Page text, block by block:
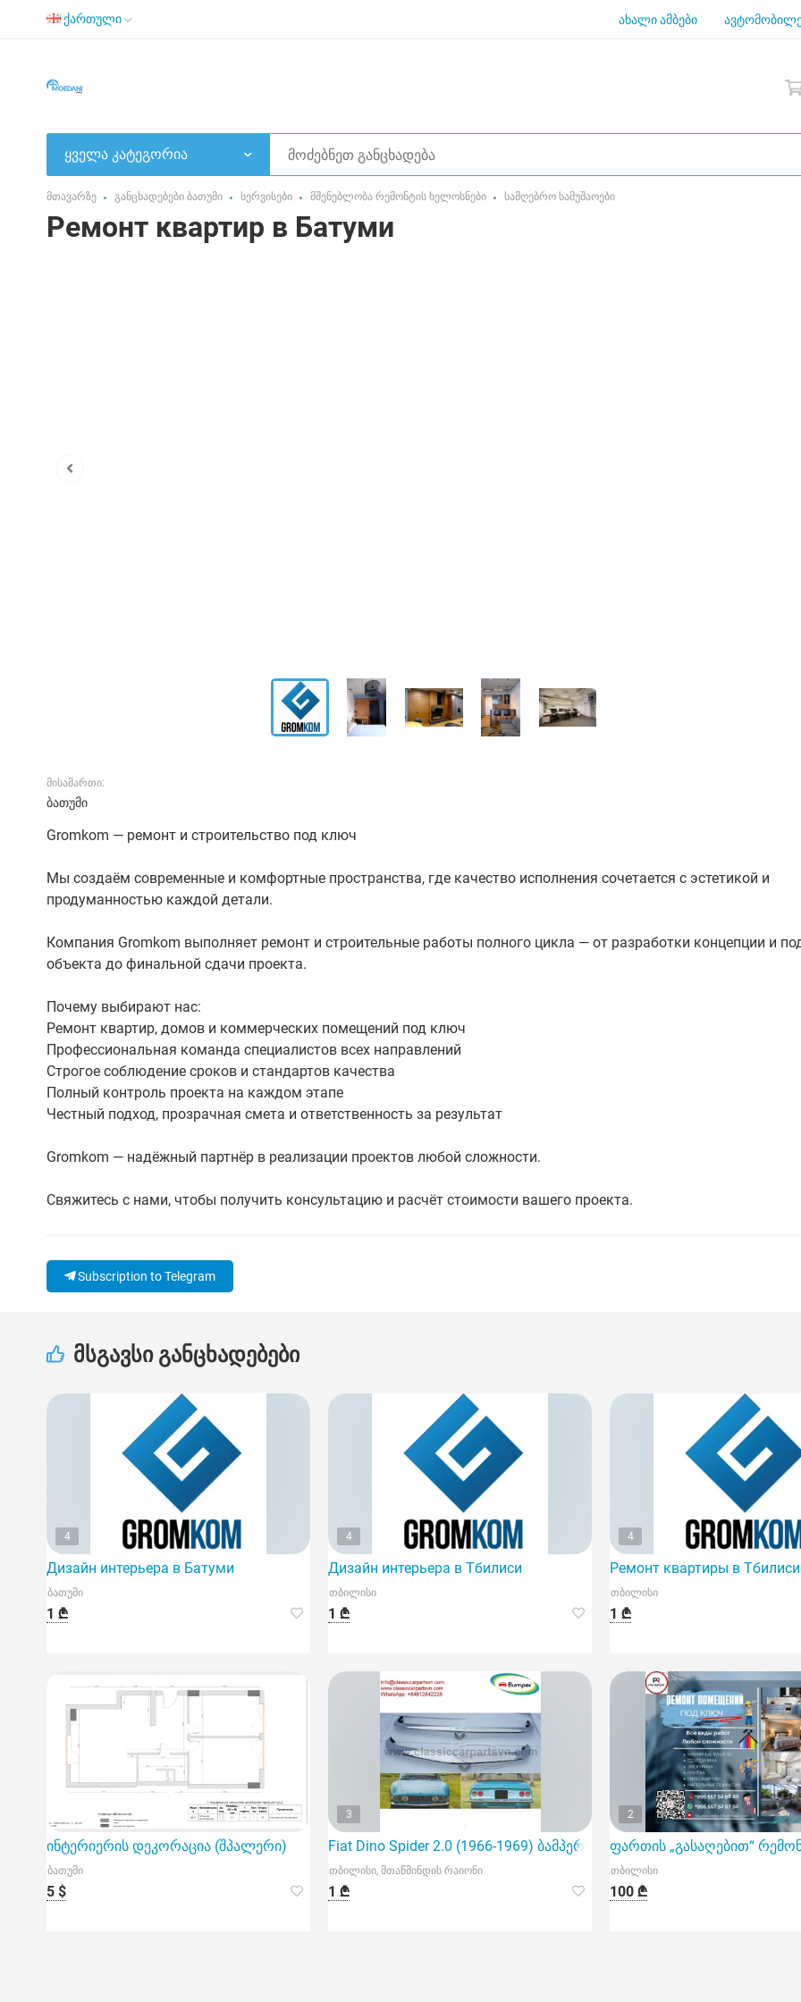
ქართული ახალი ამბები
ყველა კატეგორია
მთავარზე განცხადებები ბათუმი სერვისები მშენებლობა რემონტის ხელოსნები სამღებრო სამუშაოები
Ремонт квартир в Батуми
მისამართი:
ბათუმი
Gromkom — ремонт и строительство под ключ
Мы создаём современные и комфортные пространства, где качество исполнения сочетается с эстетикой и
продуманностью каждой детали.
Компания Gromkom выполняет ремонт и строительные работы полного цикла — от разработки концепции и
объекта до финальной сдачи проекта.
Почему выбирают нас:
Ремонт квартир, домов и коммерческих помещений под ключ
Профессиональная команда специалистов всех направлений
Строгое соблюдение сроков и стандартов качества
Полный контроль проекта на каждом этапе
Честный подход, прозрачная смета и ответственность за результат
Gromkom — надёжный партнёр в реализации проектов любой сложности.
Свяжитесь с нами, чтобы получить консультацию и расчёт стоимости вашего проекта.
Subscription to Telegram
მსგავსი განცხადებები
4
Дизайн интерьера в Батуми
ბათუმი
1 ₾
4
Дизайн интерьера в Тбилиси
თბილისი
1 ₾
4
Ремонт квартиры в Тбилиси
თბილისი
1 ₾
ინტერიერის დეკორაცია (შპალერი)
ბათუმი
5 $
3
Fiat Dino Spider 2.0 (1966-1969) ბამპერები
თბილისი, მთაწმინდის რაიონი
1 ₾
2
ფართის „გასაღებით“
თბილისი
100 ₾